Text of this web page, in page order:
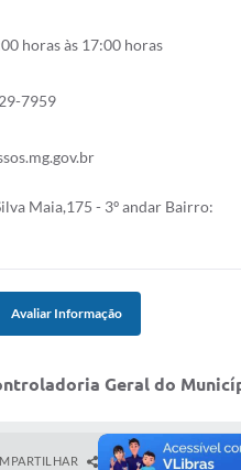
horas às 17:00 horas
7959
Maia,175 - 3º andar Bairro:
Avaliar Informação
Geral do